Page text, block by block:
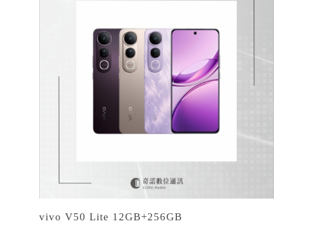
vivo V50 Lite 12GB+256GB